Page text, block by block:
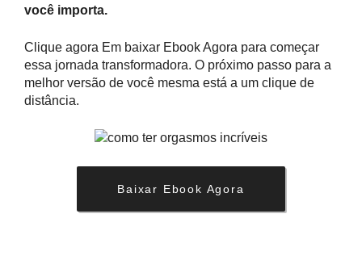
você importa.
Clique agora Em baixar Ebook Agora para começar
essa jornada transformadora. O próximo passo para a
melhor versão de você mesma está a um clique de
distância.
Baixar Ebook Agora